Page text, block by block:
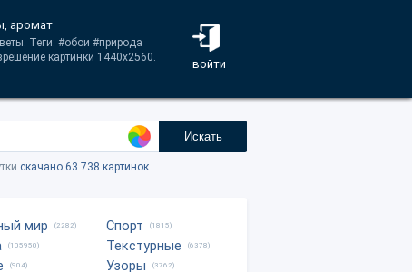
войти
аромат
Теги: #обои #природа
картинки 1440x2560.
Искать
скачано 63.738 картинок
мир (2282)
(105950)
(904)
Спорт (1815)
Текстурные (6378)
Узоры (3762)